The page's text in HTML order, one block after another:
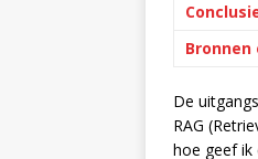
Bronnen
De
RAG
hoe geef ik